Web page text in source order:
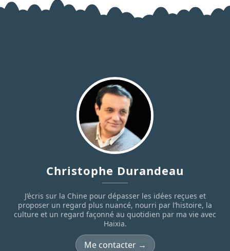
Christophe Durandeau
J’écris sur la Chine pour dépasser les idées reçues et
proposer un regard plus nuancé, nourri par l’histoire, la
culture et un regard façonné au quotidien par ma vie avec
Haixia.
Me contacter →